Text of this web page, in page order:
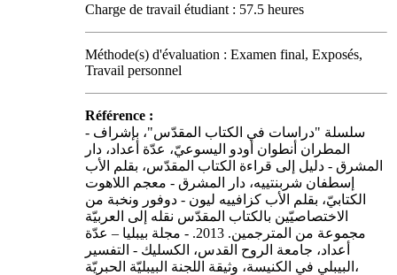
Charge de travail étudiant : 57.5 heures
Méthode(s) d'évaluation : Examen final, Exposés,
Travail personnel
Référence :
- سلسلة "دراسات في الكتاب المقدّس"، بإشراف
المطران أنطوان أودو اليسوعيّ، عدّة أعداد، دار
المشرق - دليل إلى قراءة الكتاب المقدّس، بقلم الأب
إسطفان شربنتييه، دار المشرق - معجم اللاهوت
الكتابيّ، بقلم الأب كزافييه ليون - دوفور ونخبة من
الاختصاصيّين بالكتاب المقدّس نقله إلى العربيّة
مجموعة من المترجمين. 2013. - مجلة بيبليا – عدّة
أعداد، جامعة الروح القدس، الكسليك - التفسير
البيبلي في الكنيسة، وثيقة اللجنة البيبليّة الحبريّة،